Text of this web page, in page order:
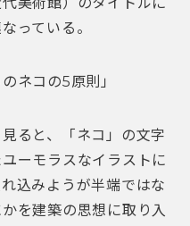
っている。
ネコの5原則」
ると、「ネコ」の文字
ーモラスなイラストに
込みようが半端ではな
を建築の思想に取り入